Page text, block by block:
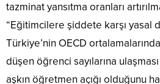
tazminat yansıtma oranları
“Eğitimcilere şiddete karşı yasal
Türkiye’nin OECD
düşen öğrenci sayılarına
aşkın öğretmen açığı olduğunu